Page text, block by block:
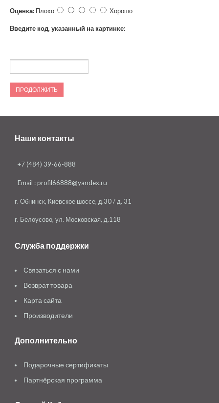
Оценка: Плохо Хорошо
Введите код, указанный на картинке:
ПРОДОЛЖИТЬ
Наши контакты
+7 (484) 39-66-888
Email :profil66888@yandex.ru
г. Обнинск, Киевское шоссе, д.30 / д. 31
г. Белоусово, ул. Московская, д.118
Служба поддержки
Связаться с нами
Возврат товара
Карта сайта
Производители
Дополнительно
Подарочные сертификаты
Партнёрская программа